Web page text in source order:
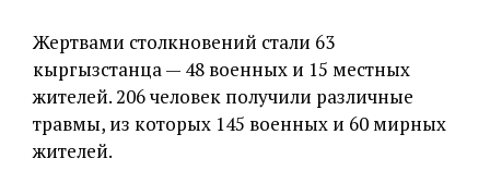
Жертвами столкновений стали 63
кыргызстанца — 48 военных и 15 местных
жителей. 206 человек получили различные
травмы, из которых 145 военных и 60 мирных
жителей.